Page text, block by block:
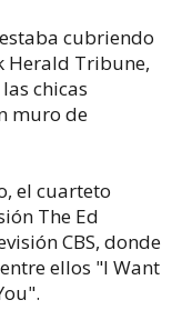
cubriendo
Herald Tribune,
chicas
muro de
el cuarteto
The Ed
CBS, donde
ellos "I Want